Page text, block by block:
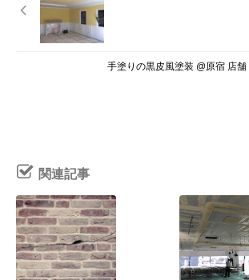
手塗りの黒皮風塗装 @原宿 店舗
関連記事